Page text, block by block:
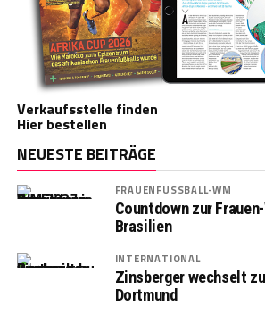
Verkaufsstelle finden
Hier bestellen
NEUESTE BEITRÄGE
FRAUENFUSSBALL-WM
Countdown zur
Brasilien
INTERNATIONAL
Zinsberger wechselt
Dortmund